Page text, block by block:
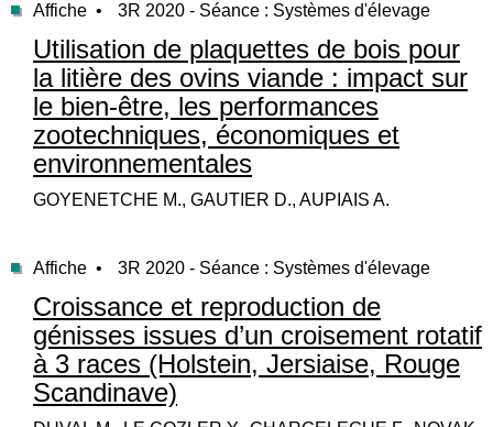
Affiche • 3R 2020 - Séance : Systèmes d'élevage
Utilisation de plaquettes de bois pour
la litière des ovins viande : impact sur
le bien-être, les performances
zootechniques, économiques et
environnementales
GOYENETCHE M., GAUTIER D., AUPIAIS A.
Affiche • 3R 2020 - Séance : Systèmes d'élevage
Croissance et reproduction de
génisses issues d’un croisement rotatif
à 3 races (Holstein, Jersiaise, Rouge
Scandinave)